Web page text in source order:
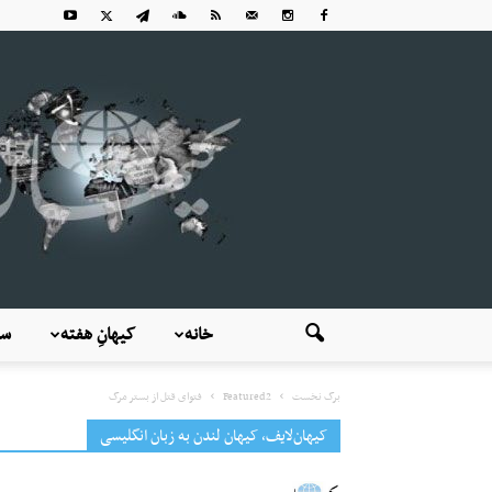
کیهانِ هفته خانه
برگ نخست Featured2 فتوای قتل از بستر مرگ
کیهان‌لایف، کیهان لندن به زبان انگلیسی